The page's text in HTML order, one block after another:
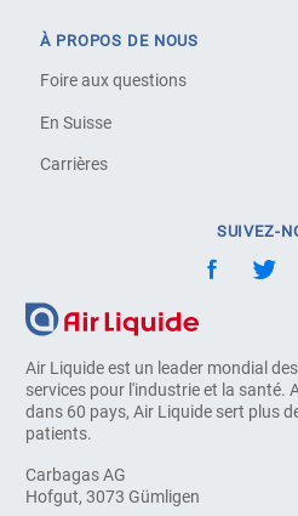
Air Liquide est un leader mondial
services pour l'industrie et la santé.
dans 60 pays, Air Liquide sert plus
patients.
Carbagas AG
Hofgut, 3073 Gümligen
À PROPOS DE NOUS
Foire aux questions
En Suisse
Carrières
SUIVEZ-